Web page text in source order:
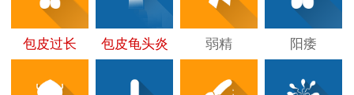
包皮过长 包皮龟头炎 弱精 阳痿